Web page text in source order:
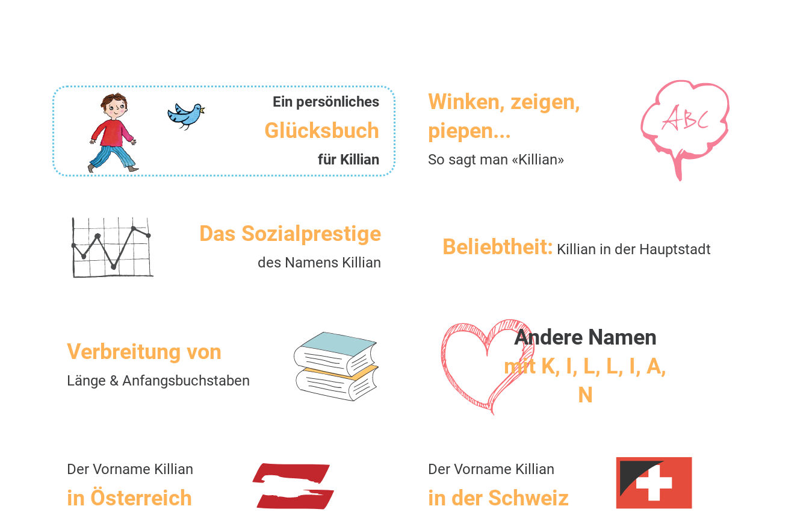
Ein persönliches
Glücksbuch
für Killian
Winken, zeigen,
piepen...
So sagt man «Killian»
Das Sozialprestige
des Namens Killian
Beliebtheit: Killian in der Hauptstadt
Verbreitung von
Länge & Anfangsbuchstaben
Andere Namen
mit K, I, L, L, I, A,
N
Der Vorname Killian
in Österreich
Der Vorname Killian
in der Schweiz